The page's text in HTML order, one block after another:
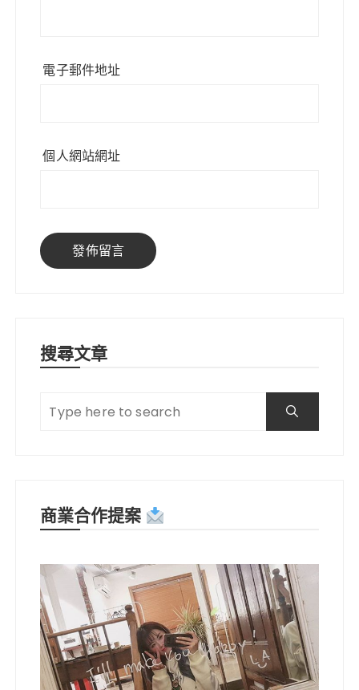
電子郵件地址
個人網站網址
搜尋文章
商業合作提案